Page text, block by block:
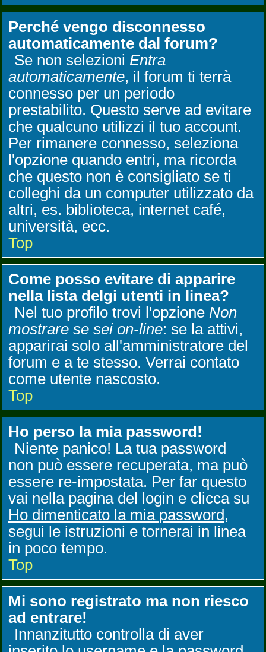
Perché vengo disconnesso
automaticamente dal forum?
Se non selezioni Entra
automaticamente, il forum ti terrà
connesso per un periodo
prestabilito. Questo serve ad evitare
che qualcuno utilizzi il tuo account.
Per rimanere connesso, seleziona
l'opzione quando entri, ma ricorda
che questo non è consigliato se ti
colleghi da un computer utilizzato da
altri, es. biblioteca, internet café,
università, ecc.
Top
Come posso evitare di apparire
nella lista delgi utenti in linea?
Nel tuo profilo trovi l'opzione Non
mostrare se sei on-line: se la attivi,
apparirai solo all'amministratore del
forum e a te stesso. Verrai contato
come utente nascosto.
Top
Ho perso la mia password!
Niente panico! La tua password
non può essere recuperata, ma può
essere re-impostata. Per far questo
vai nella pagina del login e clicca su
Ho dimenticato la mia password,
segui le istruzioni e tornerai in linea
in poco tempo.
Top
Mi sono registrato ma non riesco
ad entrare!
Innanzitutto controlla di aver